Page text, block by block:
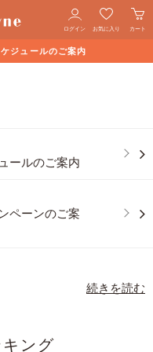
ログイン お気に入り カート
ジュールのご案内
ールのご案内
ペーンのご案
続きを読む
ング